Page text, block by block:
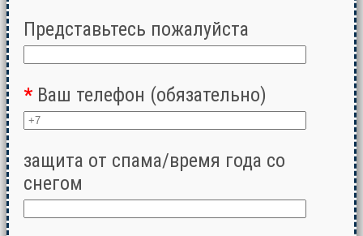
Представьтесь пожалуйста
* Ваш телефон (обязательно)
защита от спама/время года со
снегом